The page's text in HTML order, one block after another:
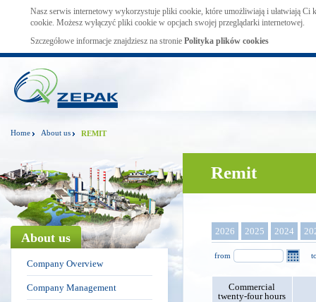
Nasz serwis internetowy wykorzystuje pliki cookie, które umożliwiają i ułatwiają Ci
cookie. Możesz wyłączyć pliki cookie w opcjach swojej przeglądarki internetowej.
Szczegółowe informacje znajdziesz na stronie Polityka plików cookies
Home About us REMIT
About us
Company Overview
Company Management
Remit
2026 2025 2024
from
Commercial
twenty-four hours